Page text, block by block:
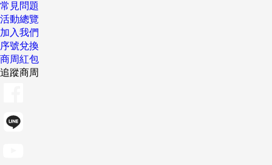
常見問題
活動總覽
加入我們
序號兌換
商周紅包
追蹤商周